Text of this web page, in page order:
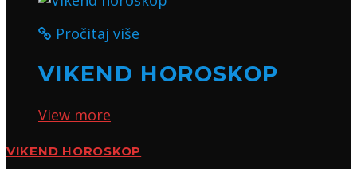
Pročitaj više
VIKEND HOROSKOP
View more
VIKEND HOROSKOP